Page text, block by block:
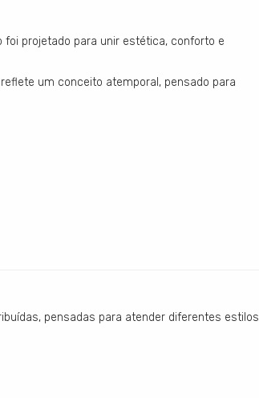
foi projetado para unir estética, conforto e
um conceito atemporal, pensado para
pensadas para atender diferentes estilos